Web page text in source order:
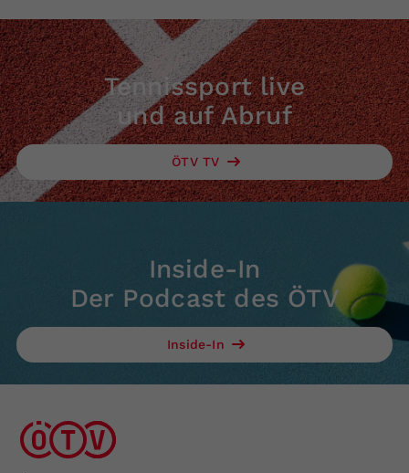
Tennissport live
und auf Abruf
ÖTV TV
Inside-In
Der Podcast des ÖTV
Inside-In